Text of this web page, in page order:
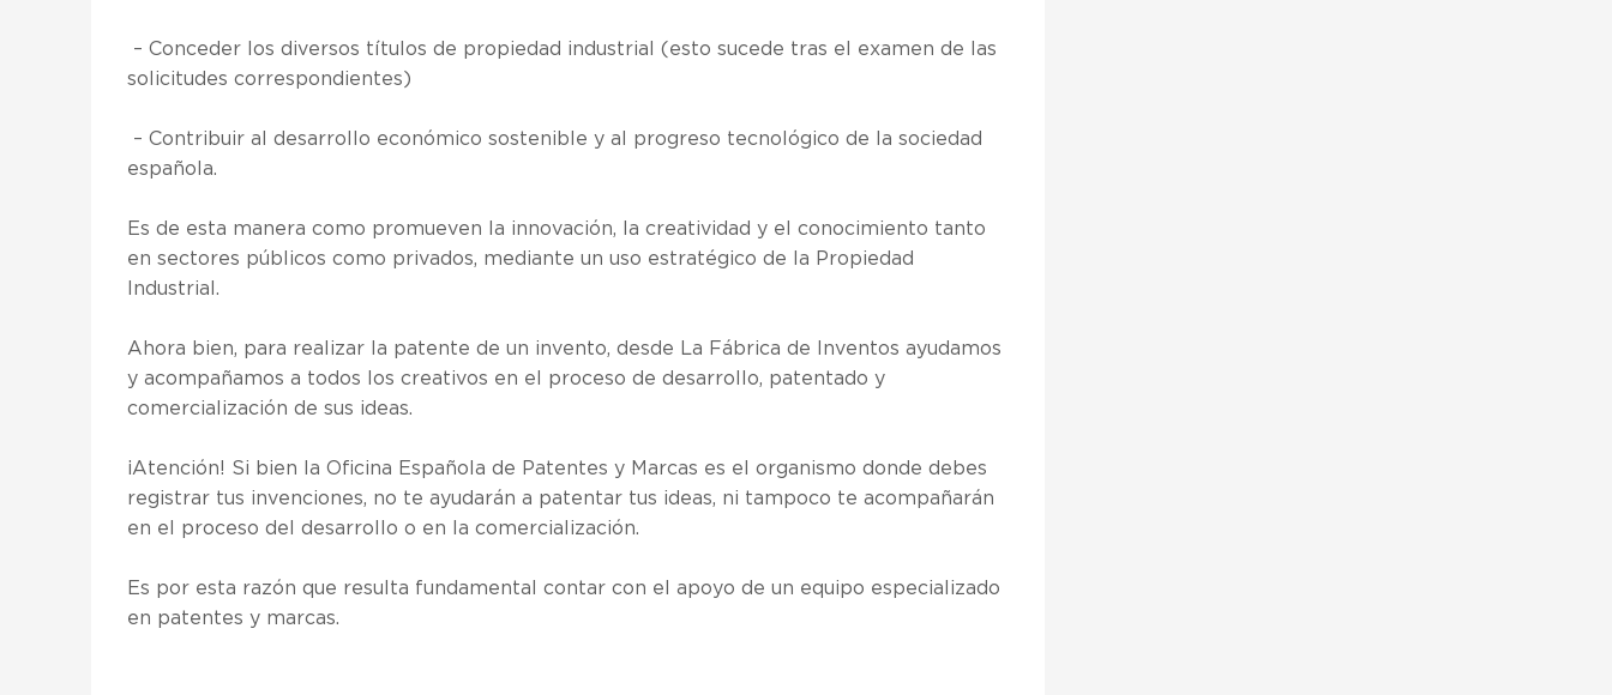
– Conceder los diversos títulos de propiedad industrial (esto sucede tras el examen de las
solicitudes correspondientes)
– Contribuir al desarrollo económico sostenible y al progreso tecnológico de la sociedad
española.
Es de esta manera como promueven la innovación, la creatividad y el conocimiento tanto
en sectores públicos como privados, mediante un uso estratégico de la Propiedad
Industrial.
Ahora bien, para realizar la patente de un invento, desde La Fábrica de Inventos ayudamos
y acompañamos a todos los creativos en el proceso de desarrollo, patentado y
comercialización de sus ideas.
¡Atención! Si bien la Oficina Española de Patentes y Marcas es el organismo donde debes
registrar tus invenciones, no te ayudarán a patentar tus ideas, ni tampoco te acompañarán
en el proceso del desarrollo o en la comercialización.
Es por esta razón que resulta fundamental contar con el apoyo de un equipo especializado
en patentes y marcas.